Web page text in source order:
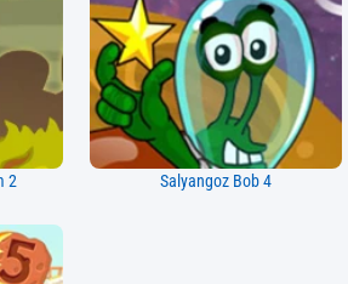
2 Salyangoz Bob 4